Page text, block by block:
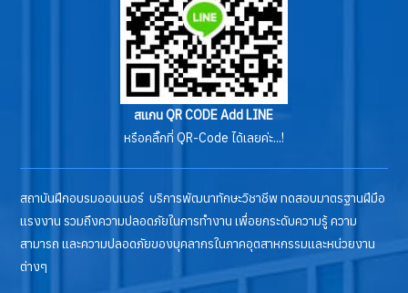
สแกน QR CODE Add LINE
หรือคลิ๊กที่ QR-Code ได้เลยค่ะ...!
สถาบันฝึกอบรมออนเนอร์ บริการพัฒนาทักษะวิชาชีพ ทดสอบมาตรฐานฝีมือ
แรงงาน รวมถึงความปลอดภัยในการทำงาน เพื่อยกระดับความรู้ ความ
สามารถ และความปลอดภัยของบุคลากรในภาคอุตสาหกรรมและหน่วยงาน
ต่างๆ